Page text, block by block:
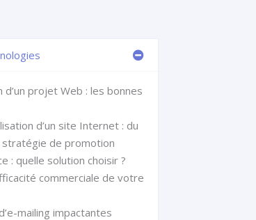
projet Web : les bonnes
d’un site Internet : du
stratégie de promotion
: quelle solution choisir ?
commerciale de votre
mailing impactantes